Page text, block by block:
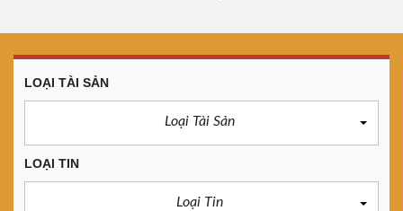
LOẠI TÀI SẢN
Loại Tài Sản
LOẠI TIN
Loại Tin